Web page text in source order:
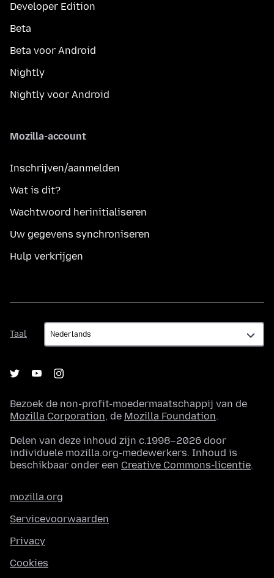
Developer Edition
Beta
Beta voor Android
Nightly
Nightly voor Android
Mozilla-account
Inschrijven/aanmelden
Wat is dit?
Wachtwoord herinitialiseren
Uw gegevens synchroniseren
Hulp verkrijgen
Taal
Taal
Bezoek de non-profit-moedermaatschappij van de
Mozilla Corporation, de Mozilla Foundation.
Delen van deze inhoud zijn c.1998–2026 door
individuele mozilla.org-medewerkers. Inhoud is
beschikbaar onder een Creative Commons-licentie.
mozilla.org
Servicevoorwaarden
Privacy
Cookies